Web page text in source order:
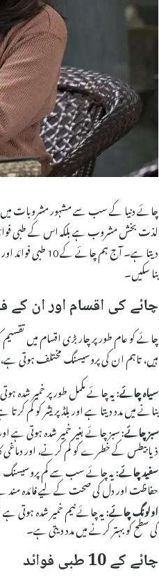
چائے دنیا کے سب سے مشہور مشروبات
دیتا ہے۔ آج
بنا سکیں۔
چائے کی اقسام اور ان کے
چائے کو عام طور پر چار بڑی اقسام میں
ہیں، تاہم ان کی پروسیسنگ مختلف ہوتی
سیاہ چائے: یہ چائے مکمل طور پر خمیر
بنانے میں مدد دیتا ہے اور بلڈ پریشر کو کم
سبز چائے: سبز چائے بغیر خمیر شدہ ہوتی ہے
ذیابیطس کے خطرے کو کم کرنے، اور دماغی
سفید چائے: یہ چائے سب سے کم پروسیسنگ
حفاظت اور دل کی صحت کے لیے فائدہ
اولونگ چائے: یہ چائے نیم خمیر شدہ ہوتی
کی سطح کو بہتر کرنے میں مدد دیتی ہے۔
چائے کے 10 طبی فوائد